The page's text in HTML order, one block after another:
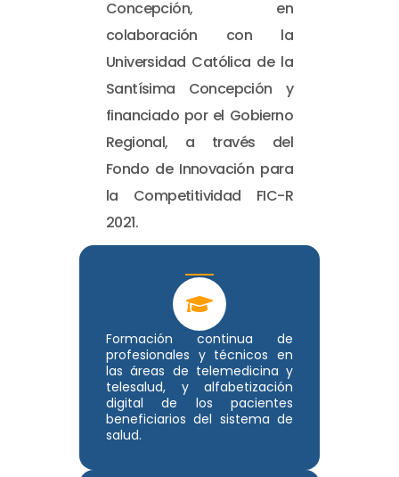
Formación continua de
profesionales y técnicos en
las áreas de telemedicina y
telesalud, y alfabetización
digital de los pacientes
beneficiarios del sistema de
salud.
Concepción, en
colaboración con la
Universidad Católica de la
Santísima Concepción y
financiado por el Gobierno
Regional, a través del
Fondo de Innovación para
la Competitividad FIC-R
2021.